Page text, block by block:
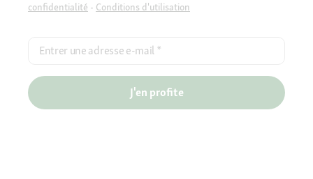
confidentialité - Conditions d'utilisation
Entrer une adresse e-mail *
J'en profite